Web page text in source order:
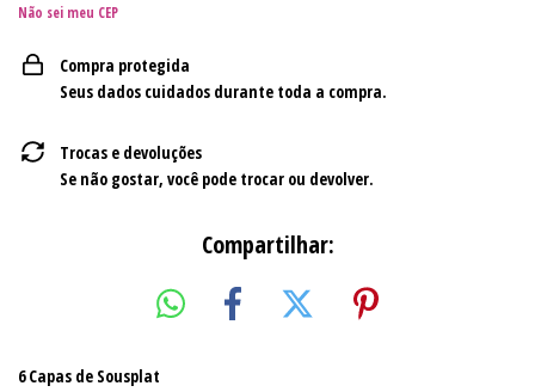
Não sei meu CEP
Compra protegida
Seus dados cuidados durante toda a compra.
Trocas e devoluções
Se não gostar, você pode trocar ou devolver.
Compartilhar:
6 Capas de Sousplat